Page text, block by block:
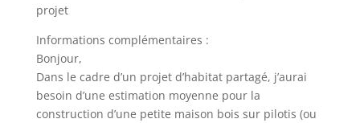
projet
Informations complémentaires :
Bonjour,
Dans le cadre d’un projet d’habitat partagé, j’aurai
besoin d’une estimation moyenne pour la
construction d’une petite maison bois sur pilotis (ou